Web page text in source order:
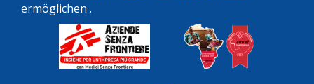
ermöglichen .